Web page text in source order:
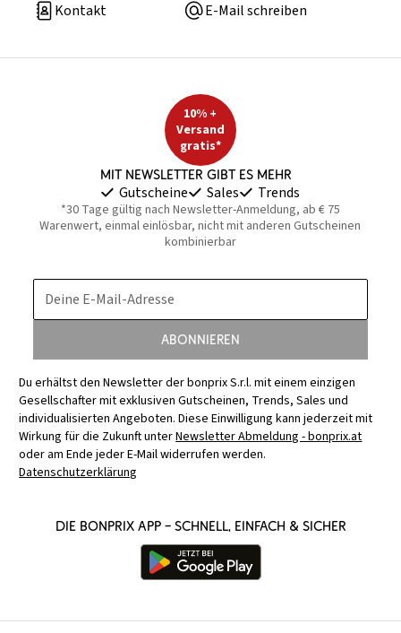
Kontakt
E-Mail schreiben
10% +
Versand
gratis*
Mit Newsletter gibt es mehr
Gutscheine Sales Trends
*30 Tage gültig nach Newsletter-Anmeldung, ab € 75
Warenwert, einmal einlösbar, nicht mit anderen Gutscheinen
kombinierbar
Deine E-Mail-Adresse
Abonnieren
Du erhältst den Newsletter der bonprix S.r.l. mit einem einzigen
Gesellschafter mit exklusiven Gutscheinen, Trends, Sales und
individualisierten Angeboten. Diese Einwilligung kann jederzeit mit
Wirkung für die Zukunft unterNewsletter Abmeldung - bonprix.at
oder am Ende jeder E-Mail widerrufen werden.
Datenschutzerklärung
Die bonprix App – schnell, einfach & sicher